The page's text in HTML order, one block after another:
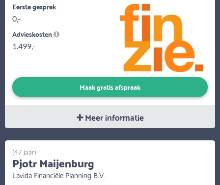
Eerste gesprek
0,-
Advieskosten
1.499,-
Maak gratis afspraak
Meer informatie
(47 jaar)
Pjotr Maijenburg
Lavida Financiële Planning B.V.